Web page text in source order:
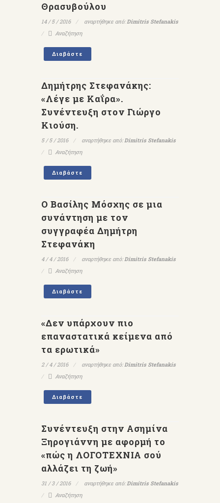
Θρασυβούλου
14 / 5 / 2016 αναρτήθηκε από:Dimitris Stefanakis
Αναζήτηση
Διαβάστε
Δημήτρης Στεφανάκης:
«Λέγε με Καΐρα».
Συνέντευξη στον Γιώργο
Κιούση.
5 / 5 / 2016 αναρτήθηκε από:Dimitris Stefanakis
Αναζήτηση
Διαβάστε
Ο Βασίλης Μόσχης σε μια
συνάντηση με τον
συγγραφέα Δημήτρη
Στεφανάκη
4 / 4 / 2016 αναρτήθηκε από:Dimitris Stefanakis
Αναζήτηση
Διαβάστε
«Δεν υπάρχουν πιο
επαναστατικά κείμενα από
τα ερωτικά»
2 / 4 / 2016 αναρτήθηκε από:Dimitris Stefanakis
Αναζήτηση
Διαβάστε
Συνέντευξη στην Ασημίνα
Ξηρογιάννη με αφορμή το
«πώς η ΛΟΓΟΤΕΧΝΙΑ σού
αλλάζει τη ζωή»
31 / 3 / 2016 αναρτήθηκε από:Dimitris Stefanakis
Αναζήτηση